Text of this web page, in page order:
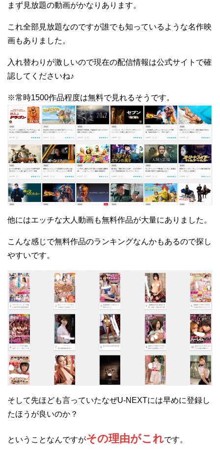
まず見放題の動画がかなりあります。
これ全部見放題なのですが誰でも知っているような名作映
画もありました。
入れ替わりが激しいので現在の配信情報は公式サイトで確
認してくださいね♪
※常時1500作品程度は無料で見れるそうです。
他にはエッチな大人動画も無料作品が大量にありました。
こんな感じで無料作品のランキングなんかもあるので探し
やすいです。
そして先ほども言っていたなぜU-NEXTには早めに登録し
たほうが良いのか？
ということなんですがその理由がこれです。